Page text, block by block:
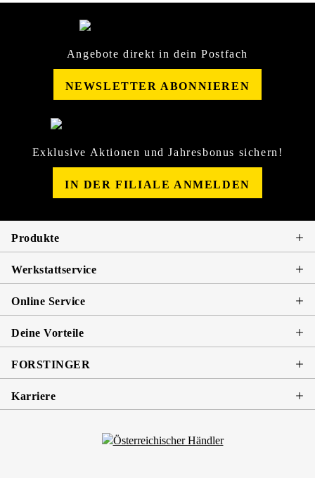
Angebote direkt in dein Postfach
NEWSLETTER ABONNIEREN
Exklusive Aktionen und Jahresbonus sichern!
IN DER FILIALE ANMELDEN
Produkte
Werkstattservice
Online Service
Deine Vorteile
FORSTINGER
Karriere